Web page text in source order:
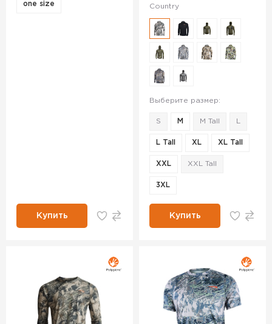
one size
Купить
Country
Выберите размер:
S M M Tall
L Tall XL XL Tall
XXL XXL Tall
3XL
Купить